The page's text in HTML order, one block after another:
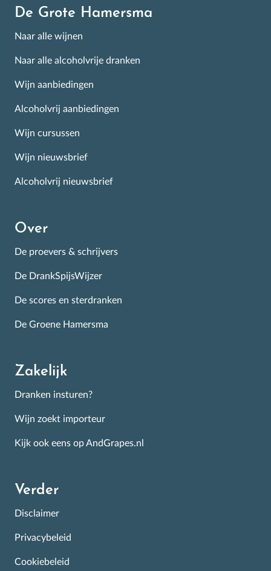
De Grote Hamersma
Naar alle wijnen
Naar alle alcoholvrije dranken
Wijn aanbiedingen
Alcoholvrij aanbiedingen
Wijn cursussen
Wijn nieuwsbrief
Alcoholvrij nieuwsbrief
Over
De proevers & schrijvers
De DrankSpijsWijzer
De scores en sterdranken
De Groene Hamersma
Zakelijk
Dranken insturen?
Wijn zoekt importeur
Kijk ook eens op AndGrapes.nl
Verder
Disclaimer
Privacybeleid
Cookiebeleid